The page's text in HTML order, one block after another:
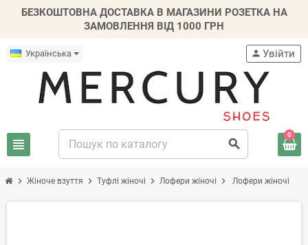
БЕЗКОШТОВНА ДОСТАВКА В МАГАЗИНИ РОЗЕТКА НА
ЗАМОВЛЕННЯ ВІД 1000 ГРН
Українська
view_headline search
person Увійти
0
chevron_right Жіноче взуття chevron_right Туфлі жіночі chevron_right Лофери жіночі chevron_right Лофери жіночі